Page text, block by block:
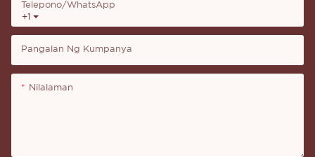
+1
Telepono/whatsApp
Pangalan Ng Kumpanya
Nilalaman